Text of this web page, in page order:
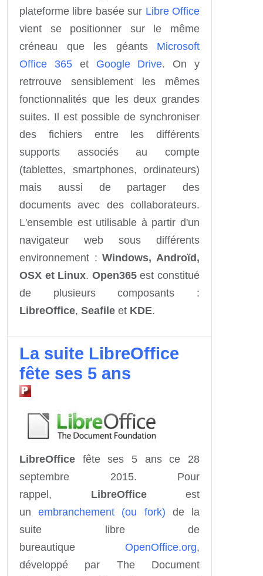
plateforme libre basée sur Libre Office
vient se positionner sur le même
créneau que les géants Microsoft
Office 365et Google Drive. On y
retrrouve sensiblement les mêmes
fonctionnalités que les deux grandes
suites. Il est possible de synchroniser
des fichiers entre les différents
supports associés au compte
(tablettes, smartphones, ordinateurs)
mais aussi de partager des
documents avec des collaborateurs.
L'ensemble est utilisable à partir d'un
navigateur web sous différents
environnement :Windows, Androïd,
OSX et Linux. Open365est constitué
de plusieurs composants :
LibreOffice, Seafile et KDE.
La suite LibreOffice
fête ses 5 ans
LibreOffice fête ses 5 ans ce 28
septembre 2015. Pour
rappel, LibreOfficeest
unembranchement (ou fork)
de la
suite libre de
bureautique OpenOffice.org,
développé par The Document